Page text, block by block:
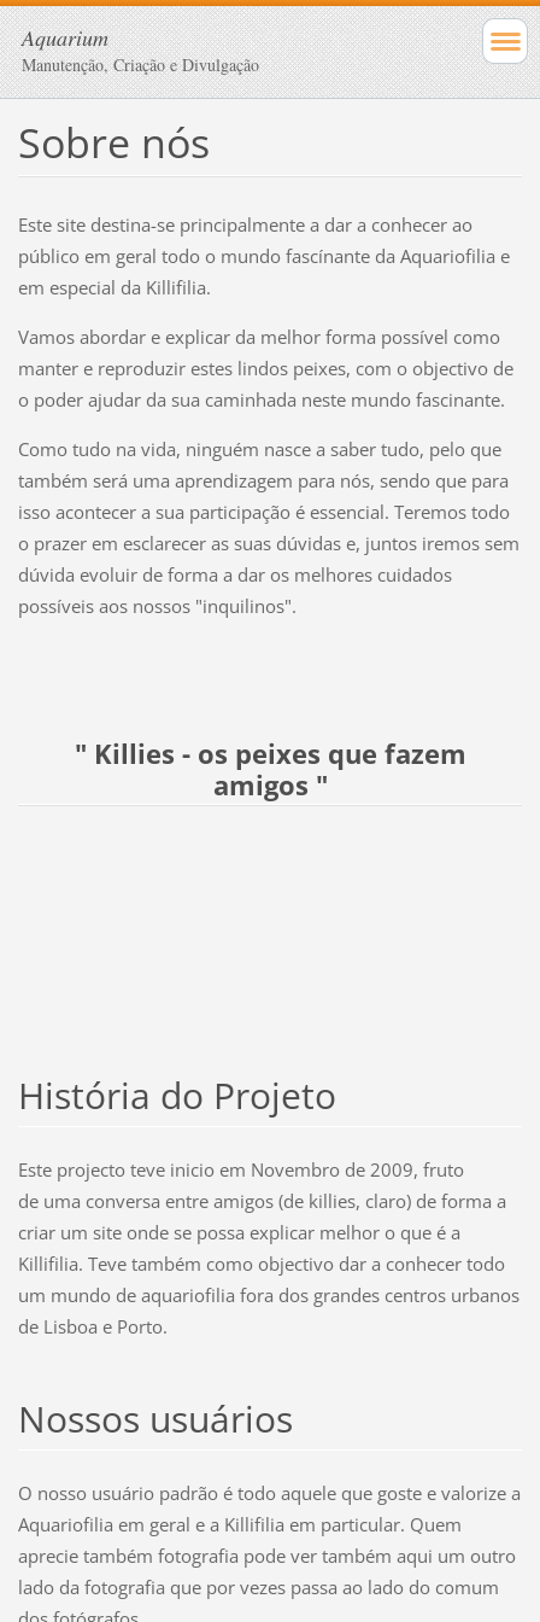
Aquarium
Manutenção, Criação e Divulgação
Sobre nós
Este site destina-se principalmente a dar a conhecer ao
público em geral todo o mundo fascínante da Aquariofilia e
em especial da Killifilia.
Vamos abordar e explicar da melhor forma possível como
manter e reproduzir estes lindos peixes, com o objectivo de
o poder ajudar da sua caminhada neste mundo fascinante.
Como tudo na vida, ninguém nasce a saber tudo, pelo que
também será uma aprendizagem para nós, sendo que para
isso acontecer a sua participação é essencial. Teremos todo
o prazer em esclarecer as suas dúvidas e, juntos iremos sem
dúvida evoluir de forma a dar os melhores cuidados
possíveis aos nossos "inquilinos".
" Killies - os peixes que fazem
amigos "
História do Projeto
Este projecto teve inicio em Novembro de 2009, fruto
de uma conversa entre amigos (de killies, claro) de forma a
criar um site onde se possa explicar melhor o que é a
Killifilia. Teve também como objectivo dar a conhecer todo
um mundo de aquariofilia fora dos grandes centros urbanos
de Lisboa e Porto.
Nossos usuários
O nosso usuário padrão é todo aquele que goste e valorize a
Aquariofilia em geral e a Killifilia em particular. Quem
aprecie também fotografia pode ver também aqui um outro
lado da fotografia que por vezes passa ao lado do comum